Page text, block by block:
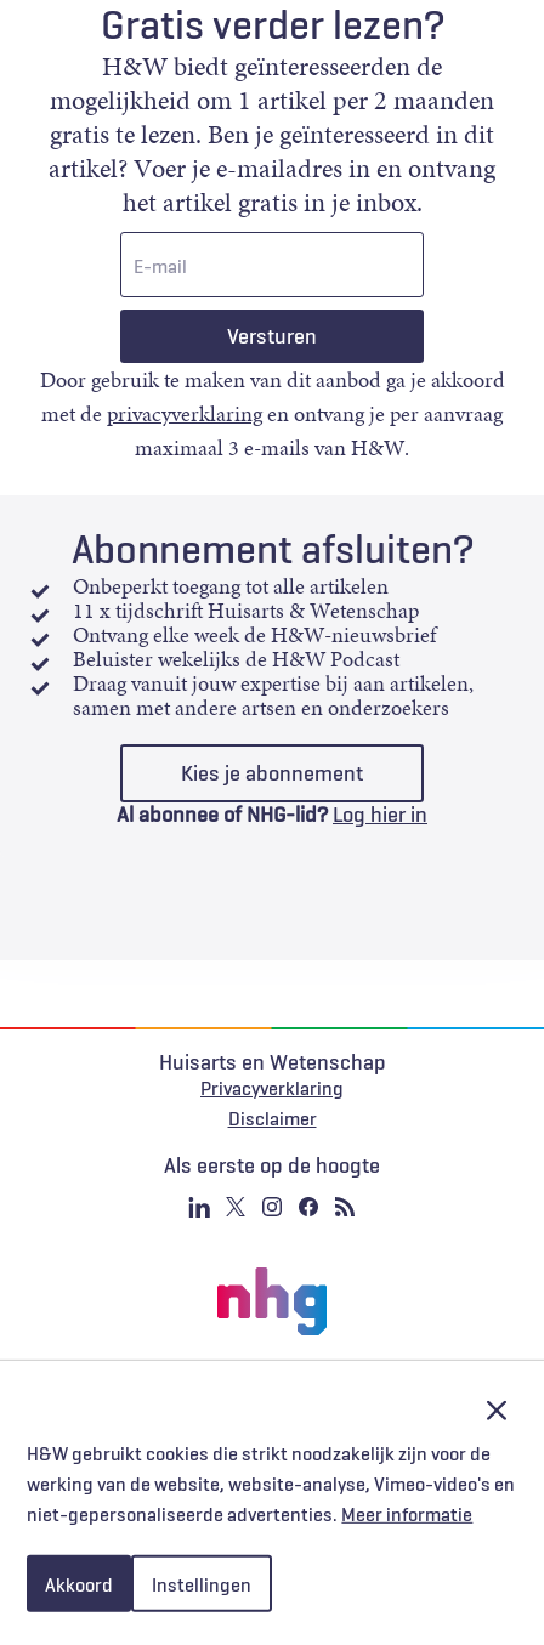
H&W gebruikt cookies die strikt noodzakelijk zijn voor de
werking van de website, website-analyse, Vimeo-video's en
niet-gepersonaliseerde advertenties. Meer informatie
Akkoord Instellingen
Gratis verder lezen?
H&W biedt geïnteresseerden de
mogelijkheid om 1 artikel per 2 maanden
gratis te lezen. Ben je geïnteresseerd in dit
artikel? Voer je e-mailadres in en ontvang
het artikel gratis in je inbox.
Door gebruik te maken van dit aanbod ga je akkoord
met deprivacyverklaringen ontvang je per aanvraag
maximaal 3 e-mails van H&W.
Abonnement afsluiten?
Onbeperkt toegang tot alle artikelen
11 x tijdschrift Huisarts & Wetenschap
Ontvang elke week de H&W-nieuwsbrief
Beluister wekelijks de H&W Podcast
Draag vanuit jouw expertise bij aan artikelen,
samen met andere artsen en onderzoekers
Kies je abonnement
Al abonnee of NHG-lid? Log hier in
Huisarts en Wetenschap
Privacyverklaring
Voet
Disclaimer
Als eerste op de hoogte